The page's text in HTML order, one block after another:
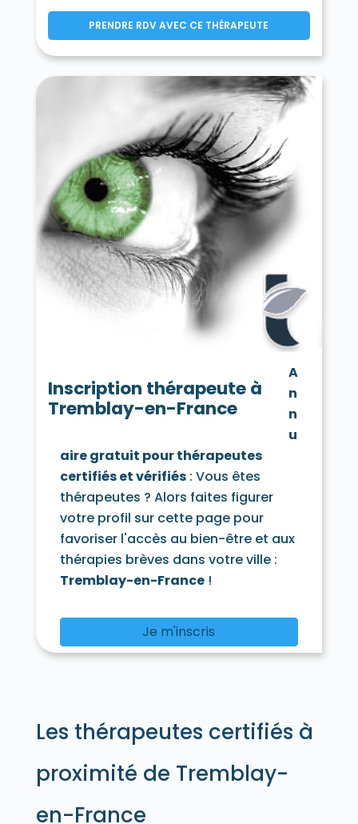
PRENDRE RDV AVEC CE THÉRAPEUTE
Inscription thérapeute à
Tremblay-en-France
A
n
n
u
aire gratuit pour thérapeutes
certifiés et vérifiés: Vous êtes
thérapeutes ? Alors faites figurer
votre profil sur cette page pour
favoriser l'accès au bien-être et aux
thérapies brèves dans votre ville :
Tremblay-en-France!
Je m'inscris
Les thérapeutes certifiés à
proximité de Tremblay-
en-France